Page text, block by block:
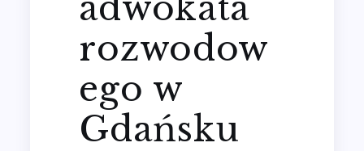
rozwodow
ego w
Gdańsku